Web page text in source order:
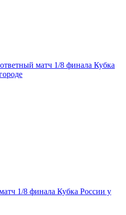
матч 1/8 финала Кубка
1/8 финала Кубка России у